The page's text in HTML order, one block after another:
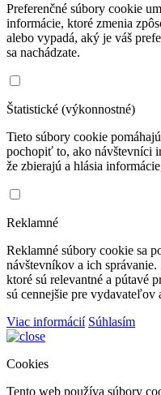
Preferenčné súbory cookie
informácie, ktoré zmenia
alebo vypadá, aký je váš
sa nachádzate.
Štatistické (výkonnostné)
Tieto súbory cookie
pochopiť to, ako návštevníci
že zbierajú a hlásia
Reklamné
Reklamné súbory cookie sa
návštevníkov a ich
ktoré sú relevantné a pútavé
sú cennejšie pre vydavateľov
Viac informácií Súhlasím
Cookies
Tento web používa súbory